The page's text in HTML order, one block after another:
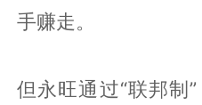
手赚走。
但永旺通过“联邦制